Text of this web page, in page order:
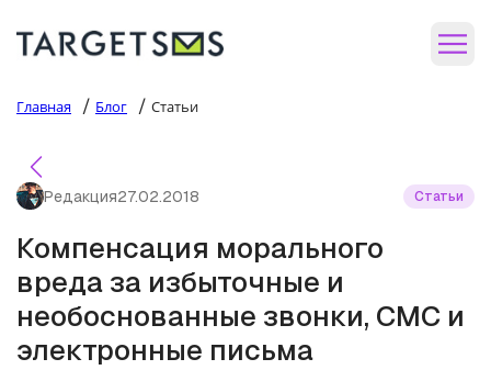
Главная / Блог / Статьи
Редакция27.02.2018 Статьи
Компенсация морального
вреда за избыточные и
необоснованные звонки, СМС и
электронные письма